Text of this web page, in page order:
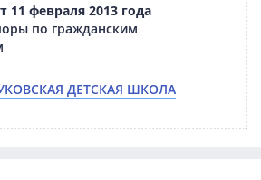
11 февраля 2013 года
по гражданским
ДЕТСКАЯ ШКОЛА